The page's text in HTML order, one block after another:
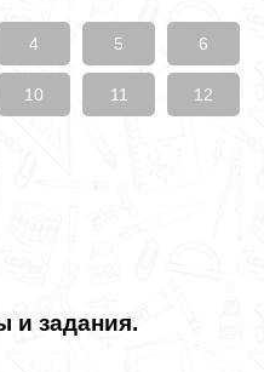
4 5 6
10 11 12
и задания.